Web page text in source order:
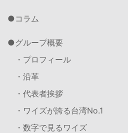
コラム
グループ概要
・プロフィール
・沿革
・代表者挨拶
・ワイズが誇る台湾No.1
・数字で見るワイズ